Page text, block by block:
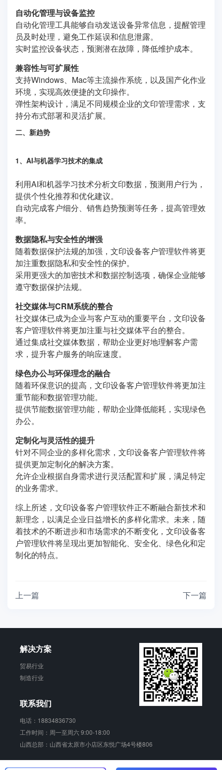
自动化管理与设备监控
自动化管理工具能够自动发送设备异常信息，提醒管理
员及时处理，避免工作延误和信息泄露。
实时监控设备状态，预测潜在故障，降低维护成本。
兼容性与可扩展性
支持Windows、Mac等主流操作系统，以及国产化作业
环境，实现高效便捷的文印操作。
弹性架构设计，满足不同规模企业的文印管理需求，支
持分布式部署和灵活扩展。
二、新趋势
1、AI与机器学习技术的集成
利用AI和机器学习技术分析文印数据，预测用户行为，
提供个性化推荐和优化建议。
自动完成客户细分、销售趋势预测等任务，提高管理效
率。
数据隐私与安全性的增强
随着数据保护法规的加强，文印设备客户管理软件将更
加注重数据隐私和安全性的保护。
采用更强大的加密技术和数据控制选项，确保企业能够
遵守数据保护法规。
社交媒体与CRM系统的整合
社交媒体已成为企业与客户互动的重要平台，文印设备
客户管理软件将更加注重与社交媒体平台的整合。
通过集成社交媒体数据，帮助企业更好地理解客户需
求，提升客户服务的响应速度。
绿色办公与环保理念的融合
随着环保意识的提高，文印设备客户管理软件将更加注
重节能和数据管理功能。
提供节能数据管理功能，帮助企业降低能耗，实现绿色
办公。
定制化与灵活性的提升
针对不同企业的多样化需求，文印设备客户管理软件将
提供更加定制化的解决方案。
允许企业根据自身需求进行灵活配置和扩展，满足特定
的业务需求。
综上所述，文印设备客户管理软件正不断融合新技术和
新理念，以满足企业日益增长的多样化需求。未来，随
着技术的不断进步和市场需求的不断变化，文印设备客
户管理软件将呈现出更加智能化、安全化、绿色化和定
制化的特点。
上一篇 下一篇
解决方案
贸易行业
制造行业
联系我们
电话：18834836730
工作时间：周一至周六 9:00-18:00
山西总部：山西省太原市小店区东悦广场4号楼806
销动云 版权所有